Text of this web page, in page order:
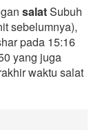
salatSubuh
sebelumnya),
pada 15:16
yang juga
waktu salat